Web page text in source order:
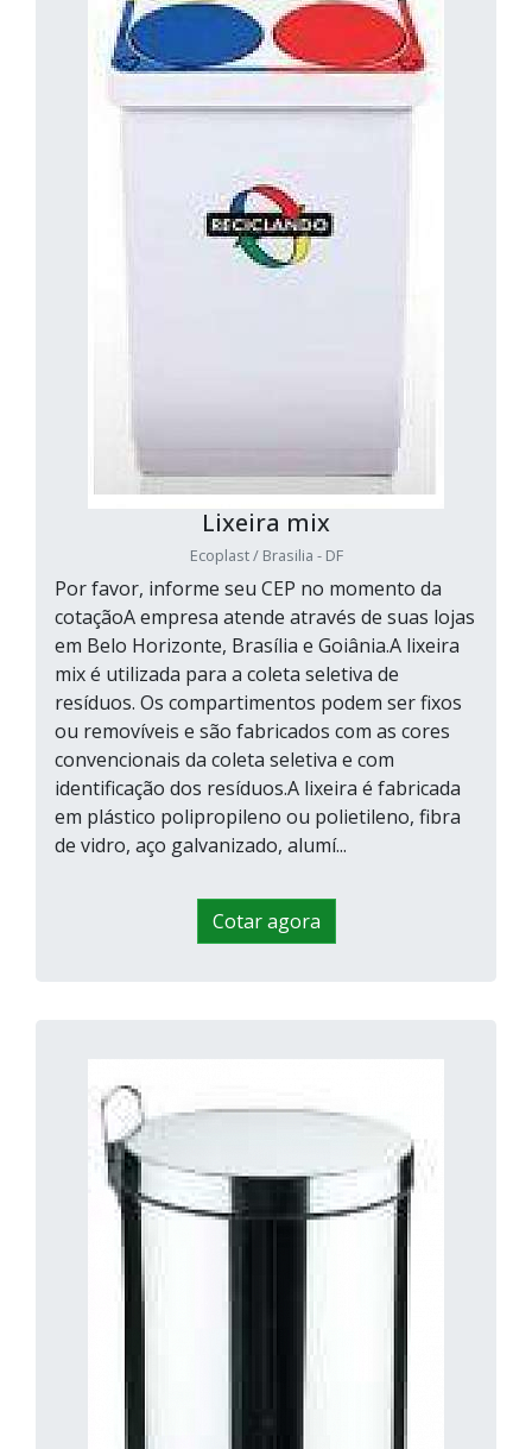
Lixeira mix
Ecoplast / Brasilia - DF
Por favor, informe seu CEP no momento da
cotaçãoA empresa atende através de suas lojas
em Belo Horizonte, Brasília e Goiânia.A lixeira
mix é utilizada para a coleta seletiva de
resíduos. Os compartimentos podem ser fixos
ou removíveis e são fabricados com as cores
convencionais da coleta seletiva e com
identificação dos resíduos.A lixeira é fabricada
em plástico polipropileno ou polietileno, fibra
de vidro, aço galvanizado, alumí...
Cotar agora